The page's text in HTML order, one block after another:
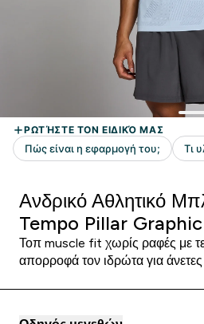
Ανδρικό Αθλητικό
Tempo Pillar
Τοπ muscle fit χωρίς ραφές με
απορροφά τον ιδρώτα για